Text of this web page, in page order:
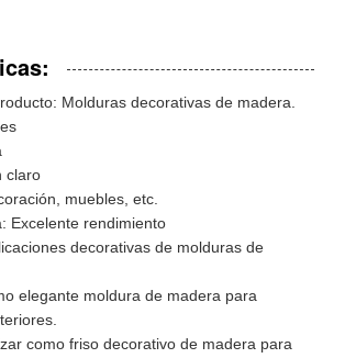
Molduras decorativas de madera.
claro
muebles, etc.
Excelente rendimiento
decorativas de molduras de
elegante moldura de madera para
como friso decorativo de madera para